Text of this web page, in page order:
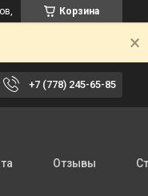
Корзина
+7 (778) 245-65-85
Отзывы